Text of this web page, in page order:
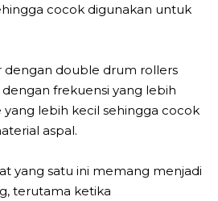
cocok digunakan untuk
dengan double drum rollers
frekuensi yang lebih
lebih kecil sehingga cocok
aspal.
yang satu ini memang menjadi
terutama ketika